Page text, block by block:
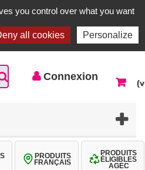
Contactez-nous
Connexion
PRODUITS
FRANÇAIS
PRODUITS
ÉLIGIBLES
AGEC
you control over what you want
all cookies Personalize